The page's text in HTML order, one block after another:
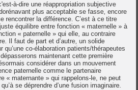
à-dire une réappropriation subjective
plus acceptable se fasse, encore
rencontrer la différence. C’est à ce titre
équilibre entre fonction « maternelle » à
« paternelle » qui elle, au contraire
Il faut de part et d’autre, un solide
qu’une co-élaboration patients/thérapeutes
maintenant cette première
considérer dans un mouvement
paternelle comme le partenaire
« maternante » qui rappelons-le, ne peut
se déprendre d’une fusion imaginaire.